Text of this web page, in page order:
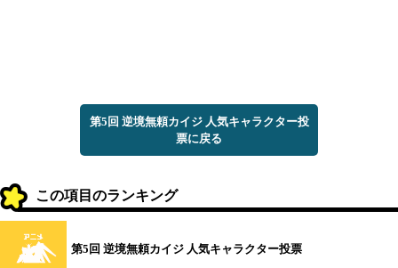
第5回 逆境無頼カイジ 人気キャラクター投
票に戻る
この項目のランキング
第5回 逆境無頼カイジ 人気キャラクター投票